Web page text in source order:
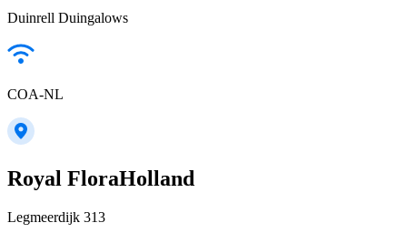
Duinrell Duingalows
COA-NL
Royal FloraHolland
Legmeerdijk 313